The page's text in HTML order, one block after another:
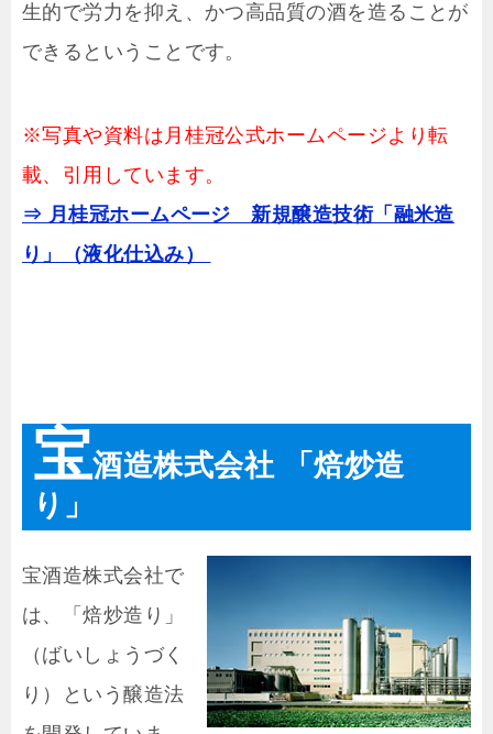
生的で労力を抑え、かつ高品質の酒を造ることが
できるということです。
※写真や資料は月桂冠公式ホームページより転
載、引用しています。
⇒ 月桂冠ホームページ 新規醸造技術「融米造
り」（液化仕込み）
宝酒造株式会社 「焙炒造
り」
宝酒造株式会社で
は、「焙炒造り」
（ばいしょうづく
り）という醸造法